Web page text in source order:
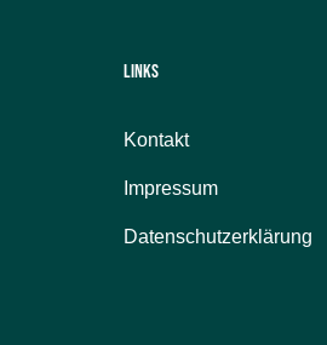
Links
Kontakt
Impressum
Datenschutzerklärung